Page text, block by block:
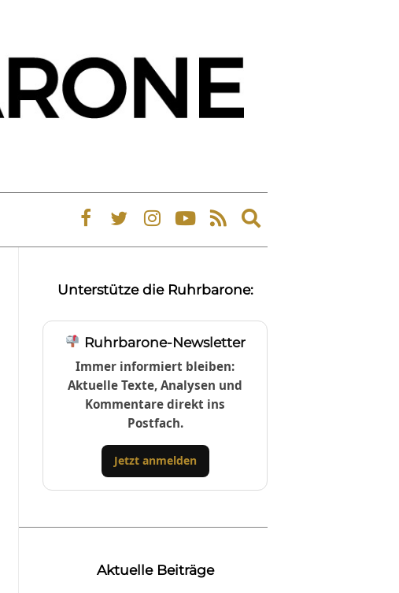
Expand
search
Unterstütze die Ruhrbarone:
Ruhrbarone-Newsletter
Immer informiert bleiben:
Aktuelle Texte, Analysen und
Kommentare direkt ins
Postfach.
Jetzt anmelden
Aktuelle Beiträge